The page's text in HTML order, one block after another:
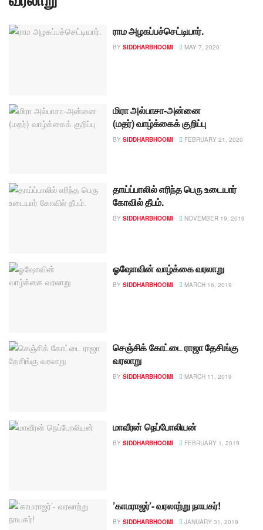
ராம அழகப்பச்செட்டியார்.
BY SIDDHARBHOOMI MAY 7, 2020
மிரா அல்பாசா-அன்னை
(மதர்) வாழ்க்கைக் குறிப்பு
BY SIDDHARBHOOMI FEBRUARY 21, 2020
தாய்ப்பாலில் எரிந்த பெரு உடையார்
கோவில் தீபம்.
BY SIDDHARBHOOMI NOVEMBER 19, 2019
ஓஷோவின் வாழ்க்கை வரலாறு
BY SIDDHARBHOOMI MARCH 16, 2019
செஞ்சிக் கோட்டை ராஜா தேசிங்கு
வரலாறு
BY SIDDHARBHOOMI MARCH 11, 2019
மாவீரன் நெப்போலியன்
BY SIDDHARBHOOMI FEBRUARY 1, 2019
’காமராஜர்’- வரலாற்று நாயகர்!
BY SIDDHARBHOOMI JANUARY 31, 2019